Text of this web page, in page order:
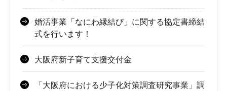
婚活事業「なにわ縁結び」に関する協定書締結
式を行います！
大阪府新子育て支援交付金
「大阪府における少子化対策調査研究事業」調